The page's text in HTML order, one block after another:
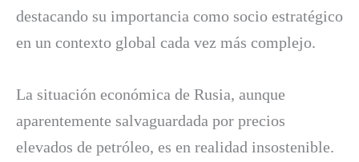
destacando su importancia como socio estratégico
en un contexto global cada vez más complejo.
La situación económica de Rusia, aunque
aparentemente salvaguardada por precios
elevados de petróleo, es en realidad insostenible.